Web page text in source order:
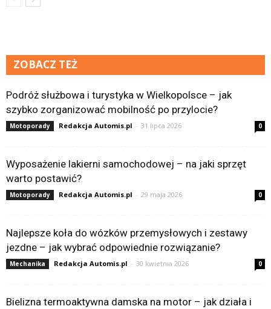
ZOBACZ TEŻ
Podróż służbowa i turystyka w Wielkopolsce – jak
szybko zorganizować mobilność po przylocie?
Motoporady Redakcja Automis.pl - 31 lipca 2026 0
Wyposażenie lakierni samochodowej – na jaki sprzęt
warto postawić?
Motoporady Redakcja Automis.pl - 29 maja 2026 0
Najlepsze koła do wózków przemysłowych i zestawy
jezdne – jak wybrać odpowiednie rozwiązanie?
Mechanika Redakcja Automis.pl - 30 kwietnia 2026 0
Bielizna termoaktywna damska na motor – jak działa i